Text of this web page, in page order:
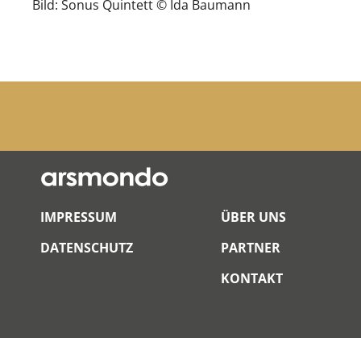
Bild: Sonus Quintett © Ida Baumann
IMPRESSUM
DATENSCHUTZ
ÜBER UNS
PARTNER
KONTAKT